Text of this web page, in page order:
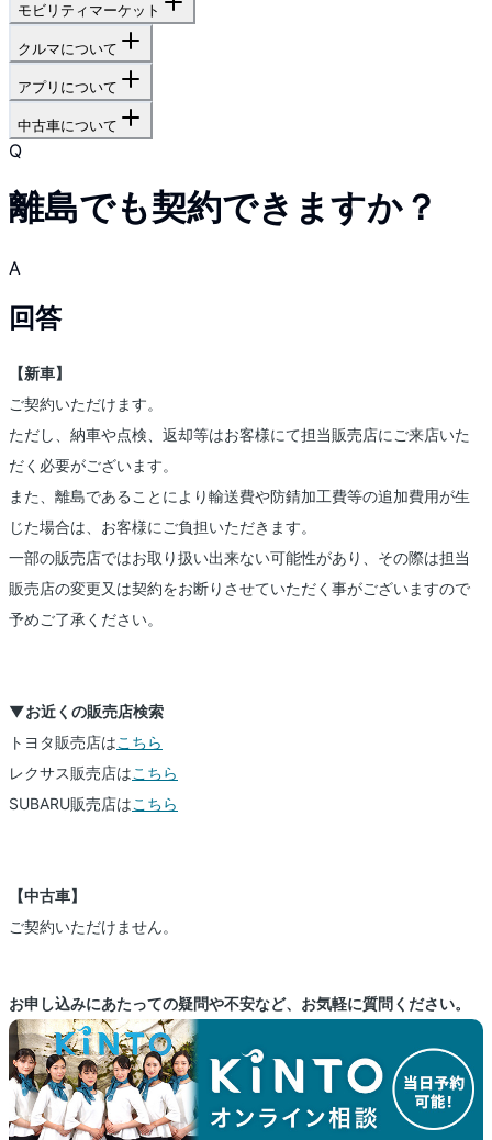
モビリティマーケット
クルマについて
アプリについて
中古車について
Q
離島でも契約できますか？
A
回答
【新車】
ご契約いただけます。
ただし、納車や点検、返却等はお客様にて担当販売店にご来店いた
だく必要がございます。
また、離島であることにより輸送費や防錆加工費等の追加費用が生
じた場合は、お客様にご負担いただきます。
一部の販売店ではお取り扱い出来ない可能性があり、その際は担当
販売店の変更又は契約をお断りさせていただく事がございますので
予めご了承ください。
▼お近くの販売店検索
トヨタ販売店はこちら
レクサス販売店はこちら
SUBARU販売店はこちら
【中古車】
ご契約いただけません。
お申し込みにあたっての疑問や不安など、お気軽に質問ください。